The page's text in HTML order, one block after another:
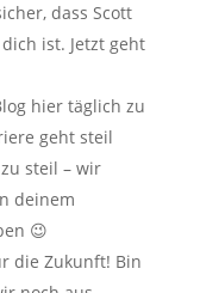
dass Scott
ist. Jetzt geht
hier täglich zu
geht steil
steil – wir
deinem
😉
die Zukunft! Bin